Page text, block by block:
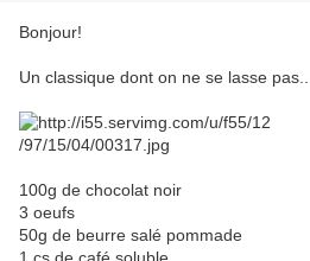
Bonjour!
Un classique dont on ne se lasse pas....
100g de chocolat noir
3 oeufs
50g de beurre salé pommade